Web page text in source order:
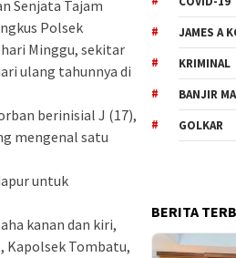
Senjata Tajam
Polsek
Minggu, sekitar
ulang tahunnya di
berinisial J (17),
mengenal satu
untuk
kanan dan kiri,
Kapolsek Tombatu,
JAMES A
KRIMINAL
BANJIR
GOLKAR
BERITA